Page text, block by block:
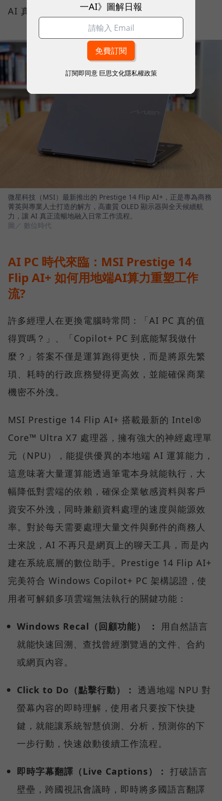
AI 真正流暢地融入日常工作流程。
微星科技（MSI）最新推出的 Prestige 14 Flip AI+，正是專為商務
菁英與專業人士打造的解方，高畫質 OLED 顯示器與全天候續航
力，讓 AI 真正流暢地融入日常工作流程。
圖／ 數位時代
AI PC 時代來臨：MSI Prestige 14
Flip AI+ 如何用地端AI算力重塑工作
流?
許多經理人在更換電腦時常問：「AI PC 真的值
得買嗎？」、「Copilot+ PC 到底能幫我做什
麼？」答案不僅是運算跑得更快，而是將原先繁
瑣、耗時的行政庶務變得更高效，並能確保商業
機密不外洩。
MSI Prestige 14 Flip AI+ 搭載最新的 Intel®
Core™ Ultra X7 處理器，擁有強大的神經處理單
元（NPU），能提供優異的本地端 AI 運算能力，
這意味著大量運算能透過筆電本身就能執行，大
幅降低對雲端的依賴，確保企業敏感資料與客戶
資安不外洩，同時兼顧資料處理的速度與能源效
率。對於每天需要處理大量文件與郵件的商務人
士來說，AI 不再只是網頁上的聊天工具，而是內
建在系統底層的數位助手。Prestige 14 Flip AI+
完美符合 Windows Copilot+ PC 架構認證，使
用者可解鎖多項雲端無法執行的關鍵功能：
Windows Recal（回顧功能） ：
用自然語言
就能快速回溯、查找曾經瀏覽過的文件、合約
或網頁內容。
Click to Do（點擊行動）： 透過地端 NPU 對
螢幕內容的即時理解，使用者只要按下快捷
鍵，就能讓系統智慧偵測、分析，預測你的下
一步行動，快速啟動後續工作流程。
即時字幕翻譯（Live Captions）： 打破語言
壁壘，跨國視訊會議時，即時將多國語言翻譯
一AI》圖解日報
訂閱即同意 巨思文化隱私權政策